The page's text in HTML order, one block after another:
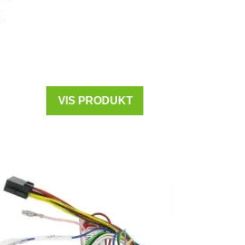
VIS PRODUKT